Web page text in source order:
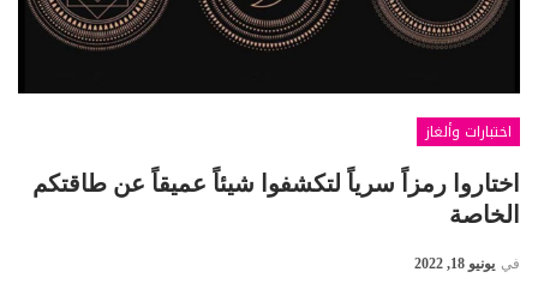
اختبارات وألغاز
اختاروا رمزاً سرياً لتكشفوا شيئاً عميقاً عن طاقتكم
الخاصة
في يونيو 18, 2022